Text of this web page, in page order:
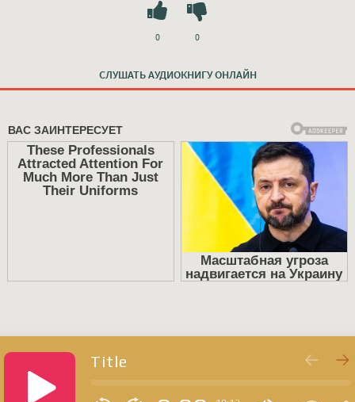
СЛУШАТЬ АУДИОКНИГУ ОНЛАЙН
0 0
Title